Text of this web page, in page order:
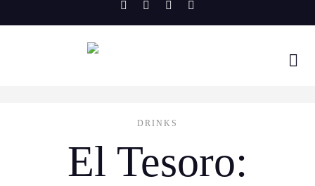
to
DRINKS
El Tesoro: